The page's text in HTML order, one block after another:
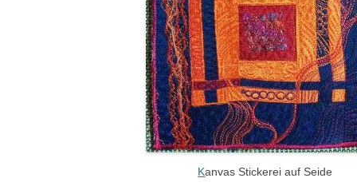
Kanvas Stickerei auf Seide